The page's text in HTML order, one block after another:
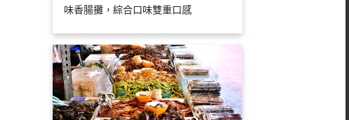
味香腸攤，綜合口味雙重口感